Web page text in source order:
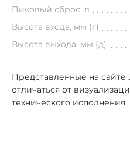
Пиковый сброс, л
Высота входа, мм (г)
Высота выхода, мм (д)
Представленные на
отличаться от
технического исполнения.